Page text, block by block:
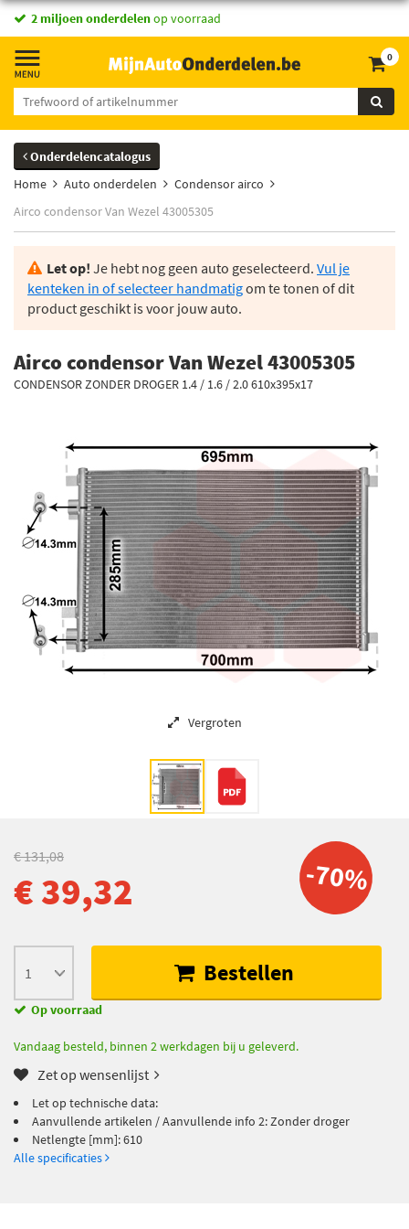
2 miljoen onderdelenop voorraad
0
Onderdelencatalogus
Home
Auto onderdelen
Condensor airco
Airco condensor Van Wezel 43005305
Let op! Je hebt nog geen auto geselecteerd. Vul je
kenteken in of selecteer handmatigom te tonen of dit
product geschikt is voor jouw auto.
Airco condensor Van Wezel 43005305
CONDENSOR ZONDER DROGER 1.4 / 1.6 / 2.0 610x395x17
Vergroten
-70%
€ 131,08
€ 39,32
Bestellen
Op voorraad
Vandaag besteld, binnen 2 werkdagen bij u geleverd.
Zet op wensenlijst
Let op technische data:
Aanvullende artikelen / Aanvullende info 2: Zonder droger
Netlengte [mm]: 610
Alle specificaties